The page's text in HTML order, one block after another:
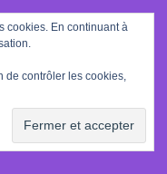
cookies. En continuant à
de contrôler les cookies,